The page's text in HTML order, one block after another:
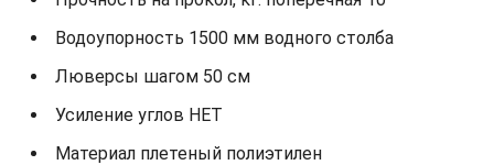
Водоупорность 1500 мм водного столба
Люверсы шагом 50 см
Усиление углов НЕТ
Материал плетеный полиэтилен